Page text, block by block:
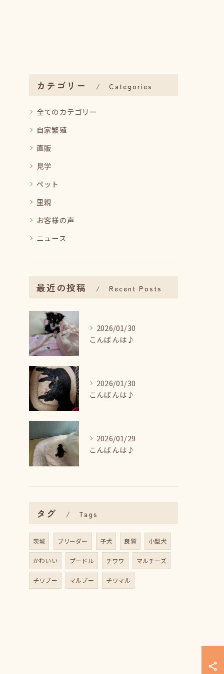
カテゴリー Categories
全てのカテゴリー
自家繁殖
直販
見学
ペット
里親
お客様の声
ニュース
最近の投稿 Recent Posts
2026/01/30
こんばんは♪
2026/01/30
こんばんは♪
2026/01/29
こんばんは♪
タグ Tags
茨城 ブリーダー 子犬 良質 小型犬
かわいい プードル チワワ マルチーズ
チワプー マルプー チワマル